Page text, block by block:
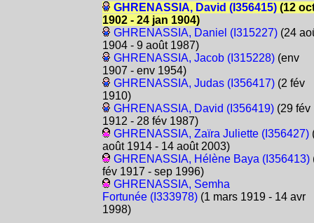
GHRENASSIA, David (I356415)(12
1902 - 24 jan 1904)
GHRENASSIA, Daniel (I315227)(24
1904 - 9 août 1987)
GHRENASSIA, Jacob (I315228)(env
1907 - env 1954)
GHRENASSIA, Judas (I356417)(2 fév
1910)
GHRENASSIA, David (I356419)(29 fév
1912 - 28 fév 1987)
GHRENASSIA, Zaïra Juliette (I356427)
août 1914 - 14 août 2003)
GHRENASSIA, Hélène Baya (I356413)
fév 1917 - sep 1996)
GHRENASSIA, Semha
Fortunée (I333978)(1 mars 1919 - 14 avr
1998)